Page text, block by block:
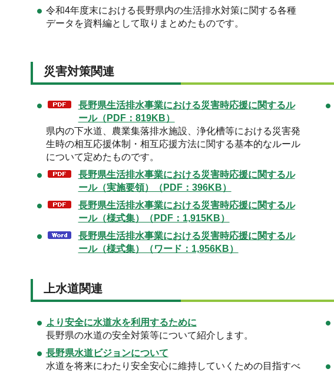
令和4年度末における長野県内の生活排水対策に関する各種
データを資料編として取りまとめたものです。
災害対策関連
長野県生活排水事業における災害時応援に関するル
ール（PDF：819KB）
県内の下水道、農業集落排水施設、浄化槽等における災害発
生時の相互応援体制・相互応援方法に関する基本的なルール
について定めたものです。
長野県生活排水事業における災害時応援に関するル
ール（実施要領）（PDF：396KB）
長野県生活排水事業における災害時応援に関するル
ール（様式集）（PDF：1,915KB）
長野県生活排水事業における災害時応援に関するル
ール（様式集）（ワード：1,956KB）
上水道関連
より安全に水道水を利用するために
長野県の水道の安全対策等について紹介します。
長野県水道ビジョンについて
水道を将来にわたり安全安心に維持していくための目指すべ